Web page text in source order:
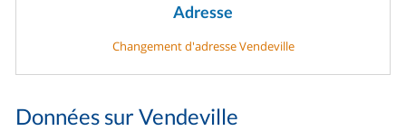
Adresse
Changement d'adresse Vendeville
Données sur Vendeville